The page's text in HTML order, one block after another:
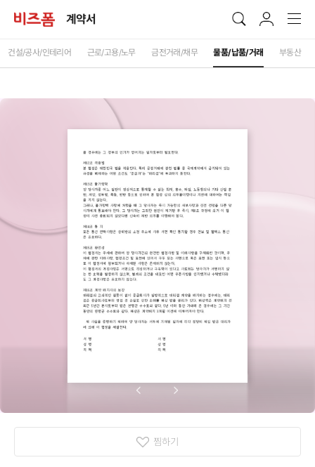
계약서
건설/공사/인테리어 근로/고용/노무 금전거래/채무 물품/납품/거래 부동산
찜하기